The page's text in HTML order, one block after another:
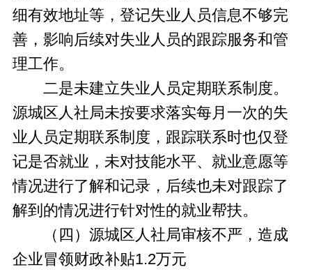
细有效地址等，登记失业人员信息不够完
善，影响后续对失业人员的跟踪服务和管
理工作。
二是未建立失业人员定期联系制度。
源城区人社局未按要求落实每月一次的失
业人员定期联系制度，跟踪联系时也仅登
记是否就业，未对技能水平、就业意愿等
情况进行了解和记录，后续也未对跟踪了
解到的情况进行针对性的就业帮扶。
（四）源城区人社局审核不严，造成
企业冒领财政补贴1.2万元